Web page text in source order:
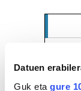
Datuen
Guk eta gure